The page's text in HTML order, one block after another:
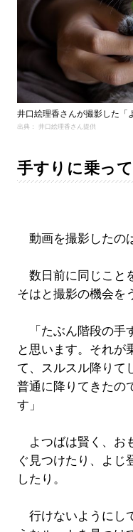
井口絵理香さんが撮影した「
出典： 井口絵理香さん提供
手すりに乗っ
動画を撮影したの
数日前に同じこと
そはと撮影の機会を
「たぶん階段の手
と思います。それが
て、スルスル降りて
普通に降りてきたの
す」
よつばは賢く、お
ぐ見つけたり、よじ
したり。
行けないようにし